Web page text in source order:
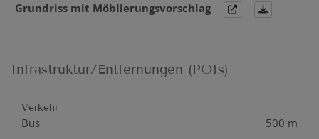
Grundriss mit Möblierungsvorschlag
Infrastruktur/Entfernungen (POIs)
Verkehr
Bus 500 m